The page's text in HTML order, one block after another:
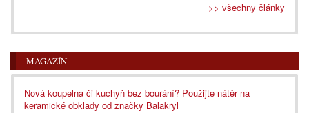
>> všechny články
MAGAZÍN
Nová koupelna či kuchyň bez bourání? Použijte nátěr na
keramické obklady od značky Balakryl